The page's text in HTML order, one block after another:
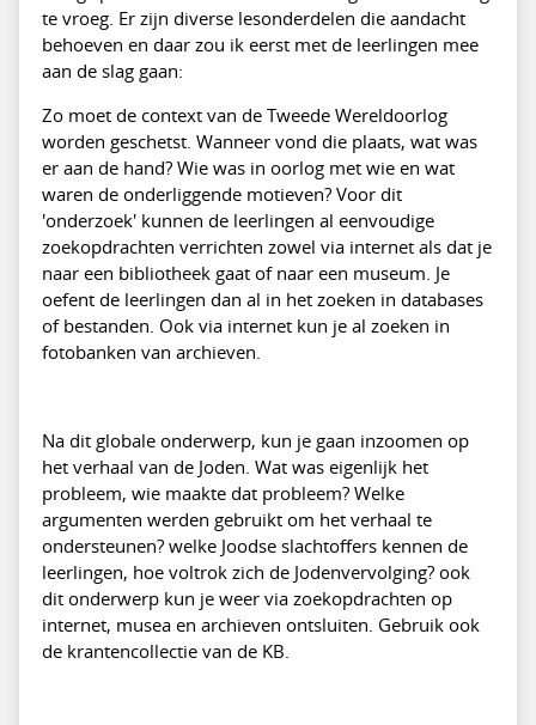
te vroeg. Er zijn diverse lesonderdelen die aandacht
behoeven en daar zou ik eerst met de leerlingen mee
aan de slag gaan:
Zo moet de context van de Tweede Wereldoorlog
worden geschetst. Wanneer vond die plaats, wat was
er aan de hand? Wie was in oorlog met wie en wat
waren de onderliggende motieven? Voor dit
'onderzoek' kunnen de leerlingen al eenvoudige
zoekopdrachten verrichten zowel via internet als dat je
naar een bibliotheek gaat of naar een museum. Je
oefent de leerlingen dan al in het zoeken in databases
of bestanden. Ook via internet kun je al zoeken in
fotobanken van archieven.
Na dit globale onderwerp, kun je gaan inzoomen op
het verhaal van de Joden. Wat was eigenlijk het
probleem, wie maakte dat probleem? Welke
argumenten werden gebruikt om het verhaal te
ondersteunen? welke Joodse slachtoffers kennen de
leerlingen, hoe voltrok zich de Jodenvervolging? ook
dit onderwerp kun je weer via zoekopdrachten op
internet, musea en archieven ontsluiten. Gebruik ook
de krantencollectie van de KB.